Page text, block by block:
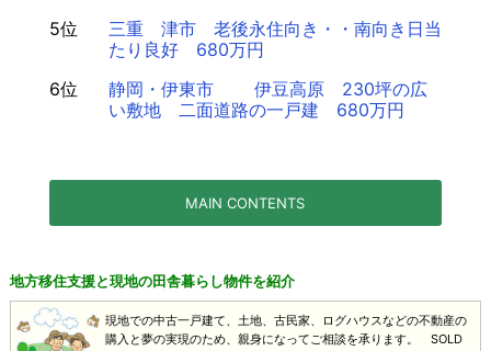
5位
三重 津市 老後永住向き・・南向き日当
たり良好 680万円
6位
静岡・伊東市 伊豆高原 230坪の広
い敷地 二面道路の一戸建 680万円
MAIN CONTENTS
地方移住支援と現地の田舎暮らし物件を紹介
現地での中古一戸建て、土地、古民家、ログハウスなどの不動産の
購入と夢の実現のため、親身になってご相談を承ります。 SOLD